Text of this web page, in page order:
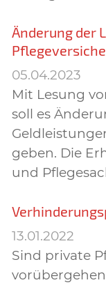
Änderung der
05.04.2023
Mit Lesung
soll es
geben. Die
und
13.01.2022
Sind private